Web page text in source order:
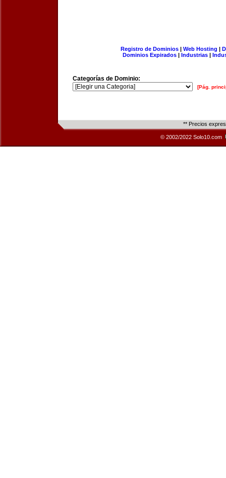
Registro de Dominios| Web Hosting |
Dominios Expirados | Industrias |
Categorías de Dominio:
[Pág.
** Precios
© 2002/2022 Solo10.com